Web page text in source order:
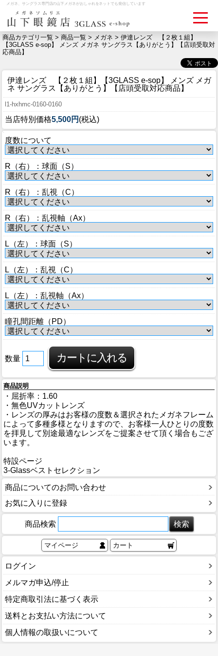
メガネ、サングラス専門店の山下メガネがおしゃれをネットでも発信しています
お問い合わせ 検眼予約
メディア情報
MEDIA
アクセス
おすすめアイテム
ブログ
BLOG
会社概要
インフォメーション
商品カテゴリ一覧 > 商品一覧 > メガネ > 伊達レンズ 【２枚１組】
【3GLASS e-sop】 メンズ メガネ サングラス【ありがとう】【店頭受取対
応商品】
伊達レンズ 【２枚１組】【3GLASS e-sop】 メンズ メガ
ネ サングラス【ありがとう】【店頭受取対応商品】
l1-hxhmc-0160-0160
当店特別価格5,500円 (税込)
度数について
R（右）：球面（S）
R（右）：乱視（C）
R（右）：乱視軸（Ax）
L（左）：球面（S）
L（左）：乱視（C）
L（左）：乱視軸（Ax）
瞳孔間距離（PD）
数量
商品説明
・屈折率：1.60
・無色UVカットレンズ
・レンズの厚みはお客様の度数＆選択されたメガネフレーム
によって多種多様となりますので、お客様一人ひとりの度数
を拝見して別途最適なレンズをご提案させて頂く場合もござ
います。
特設ページ
3-Glassベストセレクション
商品についてのお問い合わせ
お気に入りに登録
商品検索
マイページ カート
ログイン
メルマガ申込/停止
特定商取引法に基づく表示
送料とお支払い方法について
個人情報の取扱いについて